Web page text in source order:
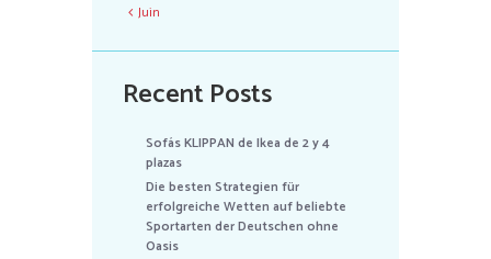
Juin
Recent Posts
Sofás KLIPPAN de Ikea de 2 y 4
plazas
Die besten Strategien für
erfolgreiche Wetten auf beliebte
Sportarten der Deutschen ohne
Oasis